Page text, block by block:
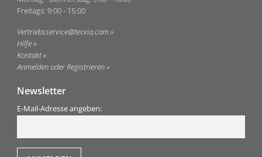
Freitags: 9:00 - 15:00
Vertriebsservice@tecvia.com
Hilfe
Kontakt
Anmelden oder Registrieren
Newsletter
E-Mail-Adresse angeben: